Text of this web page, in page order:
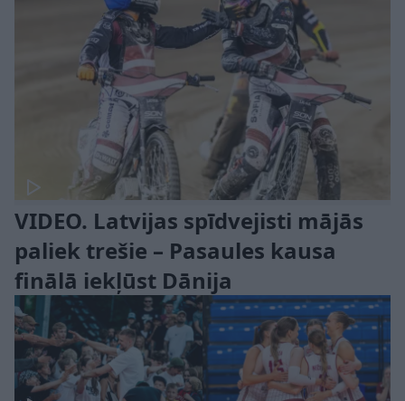
VIDEO. Latvijas spīdvejisti mājās
paliek trešie – Pasaules kausa
finālā iekļūst Dānija